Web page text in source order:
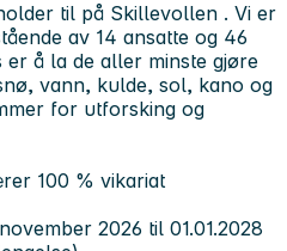
til på Skillevollen . Vi er
av 14 ansatte og 46
er å la de aller minste gjøre
vann, kulde, sol, kano og
for utforsking og
100 % vikariat
2026 til 01.01.2028